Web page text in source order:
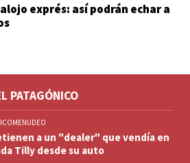
exprés: así podrán echar a
PATAGÓNICO
a un "dealer" que vendía en
Tilly desde su auto